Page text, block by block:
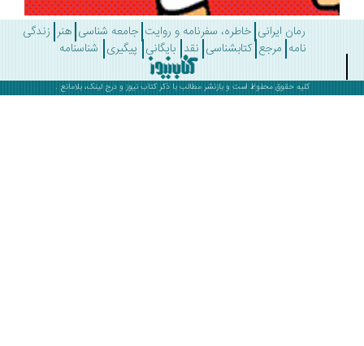
رمان ایرانی خاطره، سفرنامه و روایت جامعه شناسی هنر زندگی
مرجع کتابشناسی نقد بایگانی پیگیری شناسنامه
کلیه حقوق محفوظ است و بازنشر مطالب با ذکرکتاب نیوز و درج لینک، بلامانع .